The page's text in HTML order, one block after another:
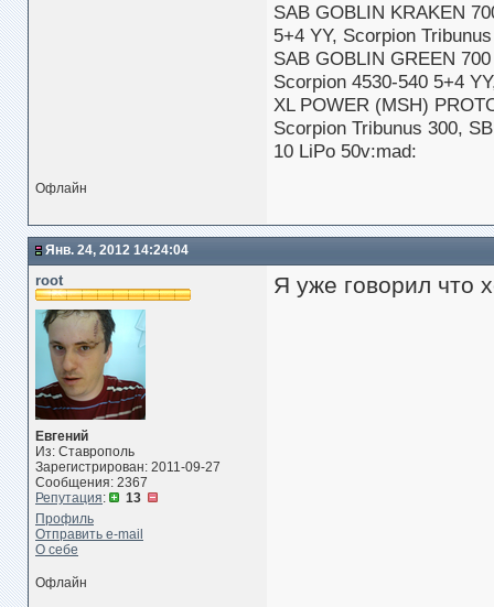
SAB GOBLIN KRAKEN
5+4 YY, Scorpion
SAB GOBLIN GREEN
Scorpion 4530-540 5+4
XL POWER (MSH)
Scorpion Tribunus 300,
10 LiPo 50v:mad:
Офлайн
Янв. 24, 2012 14:24:04
root
Евгений
Из: Ставрополь
Зарегистрирован: 2011-09-27
Сообщения: 2367
Репутация:
13
Профиль
Отправить e-mail
О себе
Я уже говорил что
Офлайн